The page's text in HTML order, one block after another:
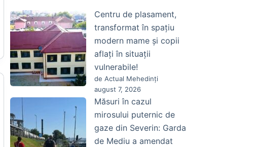
Centru de plasament,
transformat în spațiu
modern mame și copii
aflați în situații
vulnerabile!
de Actual Mehedinți
august 7, 2026
Măsuri în cazul
mirosului puternic de
gaze din Severin: Garda
de Mediu a amendat